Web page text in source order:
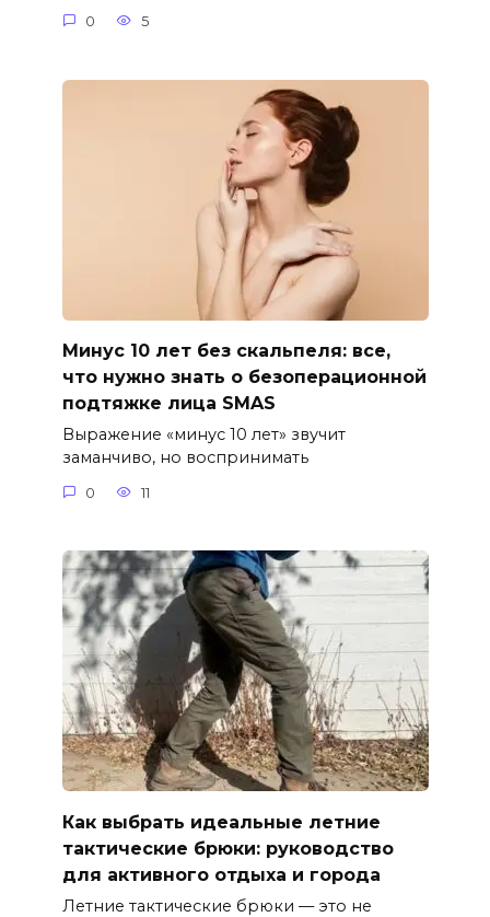
0 5
Минус 10 лет без скальпеля: все,
что нужно знать о безоперационной
подтяжке лица SMAS
Выражение «минус 10 лет» звучит
заманчиво, но воспринимать
0 11
Как выбрать идеальные летние
тактические брюки: руководство
для активного отдыха и города
Летние тактические брюки — это не